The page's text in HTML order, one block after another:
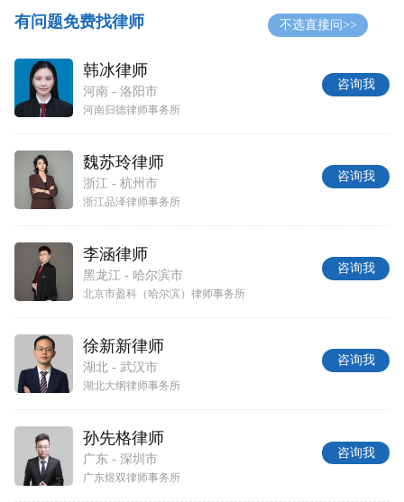
有问题免费找律师 不选直接问>>
韩冰律师
河南 - 洛阳市
河南归德律师事务所
咨询我
魏苏玲律师
浙江 - 杭州市
浙江品泽律师事务所
咨询我
李涵律师
黑龙江 - 哈尔滨市
北京市盈科（哈尔滨）律师事务所
咨询我
徐新新律师
湖北 - 武汉市
湖北大纲律师事务所
咨询我
孙先格律师
广东 - 深圳市
广东煜双律师事务所
咨询我